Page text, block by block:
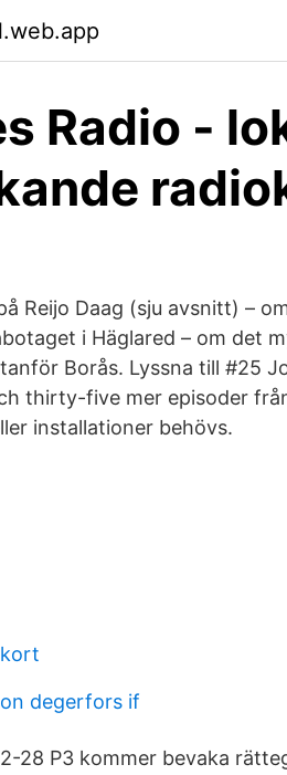
Radio -
Reijo Daag (sju avsnitt) –
i Häglared – om det
Borås. Lyssna till #25
thirty-five mer episoder
installationer behövs.
degerfors if
28 P3 kommer bevaka